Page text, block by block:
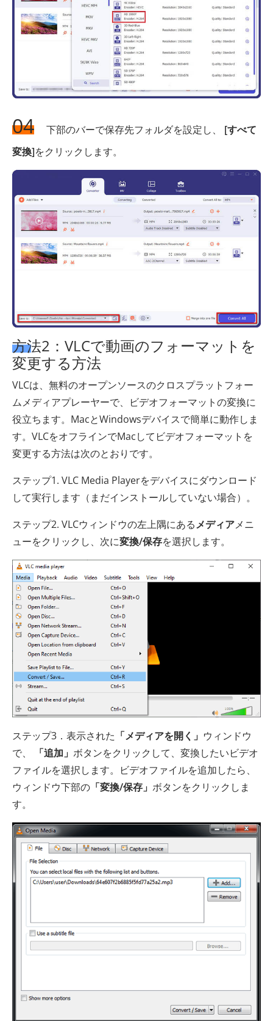
04 下部のバーで保存先フォルダを設定し、 [すべて
変換]をクリックします。
方法2：VLCで動画のフォーマットを
変更する方法
VLCは、無料のオープンソースのクロスプラットフォー
ムメディアプレーヤーで、ビデオフォーマットの変換に
役立ちます。MacとWindowsデバイスで簡単に動作しま
す。VLCをオフラインでMacしてビデオフォーマットを
変更する方法は次のとおりです。
ステップ1. VLC Media Playerをデバイスにダウンロード
して実行します（まだインストールしていない場合）。
ステップ2. VLCウィンドウの左上隅にあるメディアメニ
ューをクリックし、次に変換/保存を選択します。
ステップ3．表示された 「メディアを開く」 ウィンドウ
で、
「追加」 ボタンをクリックして、変換したいビデオ
ファイルを選択します。ビデオファイルを追加したら、
ウィンドウ下部の 「変換/保存」 ボタンをクリックしま
す。